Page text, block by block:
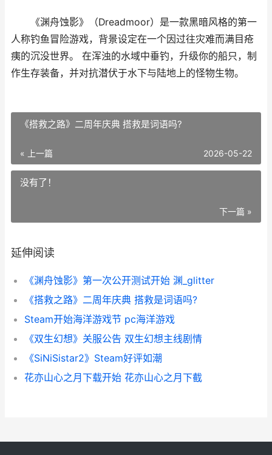
《渊舟蚀影》（Dreadmoor）是一款黑暗风格的第一
人称钓鱼冒险游戏，背景设定在一个因过往灾难而满目疮
痍的沉没世界。 在浑浊的水域中垂钓，升级你的船只，制
作生存装备，并对抗潜伏于水下与陆地上的怪物生物。
《搭救之路》二周年庆典 搭救是词语吗?
« 上一篇 2026-05-22
没有了！
下一篇 »
延伸阅读
《渊舟蚀影》第一次公开测试开始 渊_glitter
《搭救之路》二周年庆典 搭救是词语吗?
Steam开始海洋游戏节 pc海洋游戏
《双生幻想》关服公告 双生幻想主线剧情
《SiNiSistar2》Steam好评如潮
花亦山心之月下载开始 花亦山心之月下截